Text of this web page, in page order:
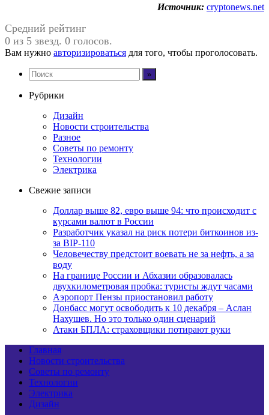
Источник: cryptonews.net
Средний рейтинг
0 из 5 звезд. 0 голосов.
Вам нужно авторизироваться для того, чтобы проголосовать.
Рубрики
Дизайн
Новости строительства
Разное
Советы по ремонту
Технологии
Электрика
Свежие записи
Доллар выше 82, евро выше 94: что происходит с
курсами валют в России
Разработчик указал на риск потери биткоинов из-
за BIP-110
Человечеству предстоит воевать не за нефть, а за
воду
На границе России и Абхазии образовалась
двухкилометровая пробка: туристы ждут часами
Аэропорт Пензы приостановил работу
Донбасс могут освободить к 10 декабря – Аслан
Нахушев. Но это только один сценарий
Атаки БПЛА: страховщики потирают руки
Главная
Новости строительства
Советы по ремонту
Технологии
Электрика
Дизайн